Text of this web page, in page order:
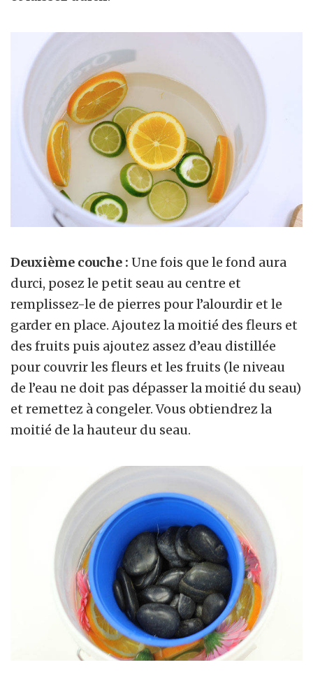
Deuxième couche : Une fois que le fond aura
durci, posez le petit seau au centre et
remplissez-le de pierres pour l’alourdir et le
garder en place. Ajoutez la moitié des fleurs et
des fruits puis ajoutez assez d’eau distillée
pour couvrir les fleurs et les fruits (le niveau
de l’eau ne doit pas dépasser la moitié du seau)
et remettez à congeler. Vous obtiendrez la
moitié de la hauteur du seau.